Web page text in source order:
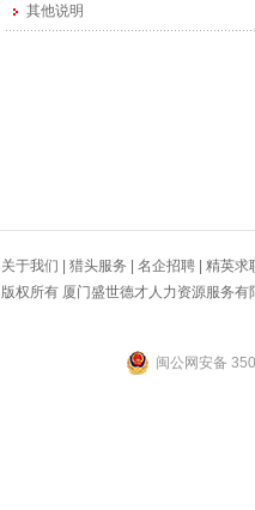
其他说明
关于我们 猎头服务 名企招聘
精英求
版权所有 厦门盛世德才人力资源服务
闽公网安备